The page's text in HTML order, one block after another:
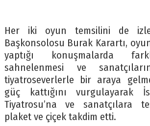
Her iki oyun temsilini de
Başkonsolosu Burak Karartı,
yaptığı konuşmalarda
sahnelenmesi ve
tiyatroseverlerle bir araya
güç kattığını vurgulayarak
Tiyatrosu’na ve sanatçılara
plaket ve çiçek takdim etti.